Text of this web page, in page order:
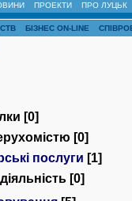
ПРОЕКТИ ПРО ЛУЦЬК
БІЗНЕС ON-LINE
[0]
[0]
послуги [1]
[0]